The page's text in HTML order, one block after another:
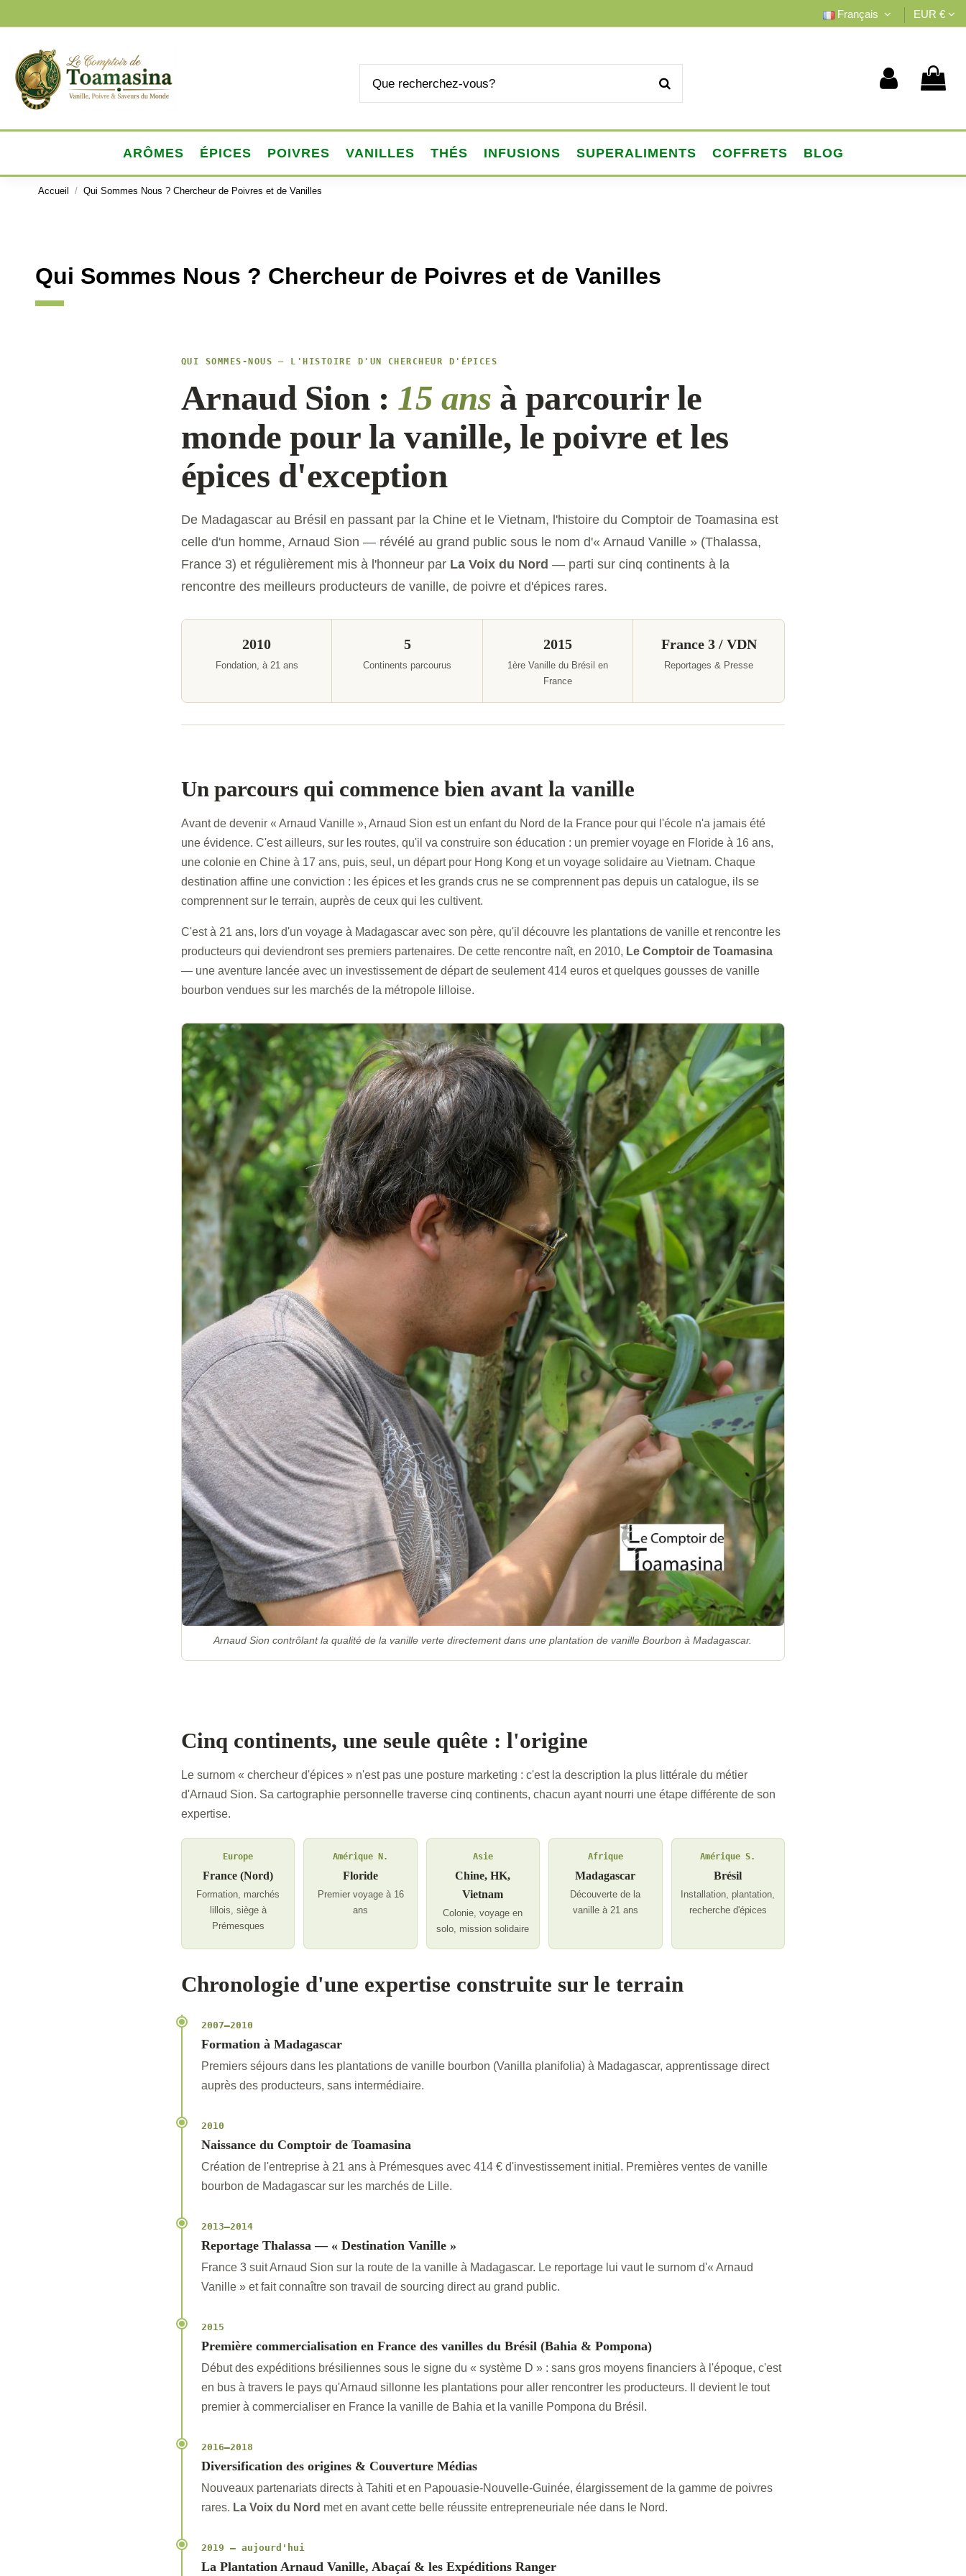
Français EUR €
ARÔMES ÉPICES POIVRES VANILLES THÉS INFUSIONS SUPERALIMENTS COFFRETS BLOG
Accueil Qui Sommes Nous ? Chercheur de Poivres et de Vanilles
Qui Sommes Nous ? Chercheur de Poivres et de Vanilles
QUI SOMMES-NOUS — L'HISTOIRE D'UN CHERCHEUR D'ÉPICES
Arnaud Sion : 15 ans à parcourir le
monde pour la vanille, le poivre et les
épices d'exception
De Madagascar au Brésil en passant par la Chine et le Vietnam, l'histoire du Comptoir de Toamasina est
celle d'un homme, Arnaud Sion — révélé au grand public sous le nom d'« Arnaud Vanille » (Thalassa,
France 3) et régulièrement mis à l'honneur par La Voix du Nord — parti sur cinq continents à la
rencontre des meilleurs producteurs de vanille, de poivre et d'épices rares.
2010
Fondation, à 21 ans
5
Continents parcourus
2015
1ère Vanille du Brésil en
France
France 3 / VDN
Reportages & Presse
Un parcours qui commence bien avant la vanille
Avant de devenir « Arnaud Vanille », Arnaud Sion est un enfant du Nord de la France pour qui l'école n'a jamais été
une évidence. C'est ailleurs, sur les routes, qu'il va construire son éducation : un premier voyage en Floride à 16 ans,
une colonie en Chine à 17 ans, puis, seul, un départ pour Hong Kong et un voyage solidaire au Vietnam. Chaque
destination affine une conviction : les épices et les grands crus ne se comprennent pas depuis un catalogue, ils se
comprennent sur le terrain, auprès de ceux qui les cultivent.
C'est à 21 ans, lors d'un voyage à Madagascar avec son père, qu'il découvre les plantations de vanille et rencontre les
producteurs qui deviendront ses premiers partenaires. De cette rencontre naît, en 2010, Le Comptoir de Toamasina
— une aventure lancée avec un investissement de départ de seulement 414 euros et quelques gousses de vanille
bourbon vendues sur les marchés de la métropole lilloise.
Arnaud Sion contrôlant la qualité de la vanille verte directement dans une plantation de vanille Bourbon à Madagascar.
Cinq continents, une seule quête : l'origine
Le surnom « chercheur d'épices » n'est pas une posture marketing : c'est la description la plus littérale du métier
d'Arnaud Sion. Sa cartographie personnelle traverse cinq continents, chacun ayant nourri une étape différente de son
expertise.
Europe
France (Nord)
Formation, marchés
lillois, siège à
Prémesques
Amérique N.
Floride
Premier voyage à 16
ans
Asie
Chine, HK,
Vietnam
Colonie, voyage en
solo, mission solidaire
Afrique
Madagascar
Découverte de la
vanille à 21 ans
Amérique S.
Brésil
Installation, plantation,
recherche d'épices
Chronologie d'une expertise construite sur le terrain
2007–2010
Formation à Madagascar
Premiers séjours dans les plantations de vanille bourbon (Vanilla planifolia) à Madagascar, apprentissage direct
auprès des producteurs, sans intermédiaire.
2010
Naissance du Comptoir de Toamasina
Création de l'entreprise à 21 ans à Prémesques avec 414 € d'investissement initial. Premières ventes de vanille
bourbon de Madagascar sur les marchés de Lille.
2013–2014
Reportage Thalassa — « Destination Vanille »
France 3 suit Arnaud Sion sur la route de la vanille à Madagascar. Le reportage lui vaut le surnom d'« Arnaud
Vanille » et fait connaître son travail de sourcing direct au grand public.
2015
Première commercialisation en France des vanilles du Brésil (Bahia & Pompona)
Début des expéditions brésiliennes sous le signe du « système D » : sans gros moyens financiers à l'époque, c'est
en bus à travers le pays qu'Arnaud sillonne les plantations pour aller rencontrer les producteurs. Il devient le tout
premier à commercialiser en France la vanille de Bahia et la vanille Pompona du Brésil.
2016–2018
Diversification des origines & Couverture Médias
Nouveaux partenariats directs à Tahiti et en Papouasie-Nouvelle-Guinée, élargissement de la gamme de poivres
rares. La Voix du Nord met en avant cette belle réussite entrepreneuriale née dans le Nord.
2019 – aujourd'hui
La Plantation Arnaud Vanille, Abaçaí & les Expéditions Ranger